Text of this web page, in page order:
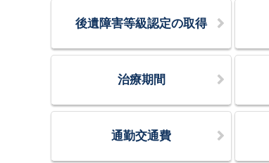
後遺障害等級認定の取得
治療期間
通勤交通費